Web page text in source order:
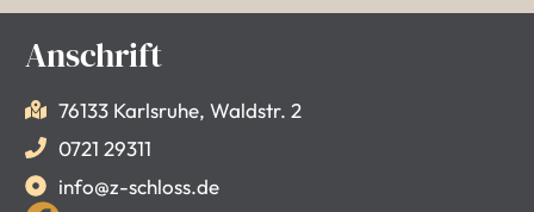
Anschrift
76133 Karlsruhe, Waldstr. 2
0721 29311
info@z-schloss.de